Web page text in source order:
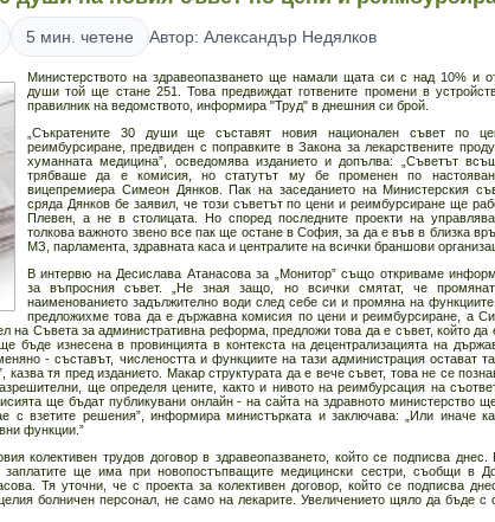
5 мин. четене Автор: Александър Недялков
Министерството на здравеопазването ще намали щата си с над 10% и
души той ще стане 251. Това предвиждат готвените промени в
правилник на ведомството, информира "Труд" в днешния си брой.
„Съкратените 30 души ще съставят новия национален съвет по
реимбурсиране, предвиден с поправките в Закона за лекарствените
хуманната медицина”, осведомява изданието и допълва: „Съветът
трябваше да е комисия, но статутът му бе променен по
вицепремиера Симеон Дянков. Пак на заседанието на Министерския
сряда Дянков бе заявил, че този съветът по цени и реимбурсиране ще
Плевен, а не в столицата. Но според последните проекти на
толкова важното звено все пак ще остане в София, за да е във в близка
МЗ, парламента, здравната каса и централите на всички браншови
В интервю на Десислава Атанасова за „Монитор” също откриваме
за въпросния съвет. „Не зная защо, но всички смятат, че
наименованието задължително води след себе си и промяна на
предложихме това да е държавна комисия по цени и реимбурсиране, а
на Съвета за административна реформа, предложи това да е съвет, който да
бъде изнесена в провинцията в контекста на децентрализацията на
- съставът, числеността и функциите на тази администрация остават
казва тя пред изданието. Макар структурата да е вече съвет, това не се
ще определя цените, както и нивото на реимбурсация на
ще бъдат публикувани онлайн - на сайта на здравното министерство
взетите решения”, информира министърката и заключава: „Или иначе
функции.”
колективен трудов договор в здравеопазването, който се подписва днес.
заплатите ще има при новопостъпващите медицински сестри, съобщи в
Тя уточни, че с проекта за колективен договор, който се подписва
болничен персонал, не само на лекарите. Увеличението щяло да бъде с